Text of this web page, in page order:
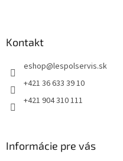
Kontakt
eshop@lespolservis.sk
+421 36 633 39 10
+421 904 310 111
Informácie pre vás